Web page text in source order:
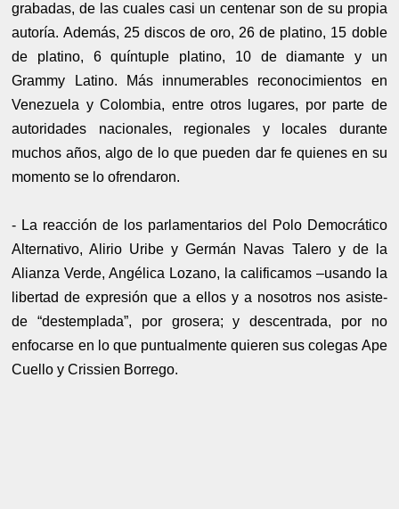
grabadas, de las cuales casi un centenar son de su propia
autoría. Además, 25 discos de oro, 26 de platino, 15 doble
de platino, 6 quíntuple platino, 10 de diamante y un
Grammy Latino. Más innumerables reconocimientos en
Venezuela y Colombia, entre otros lugares, por parte de
autoridades nacionales, regionales y locales durante
muchos años, algo de lo que pueden dar fe quienes en su
momento se lo ofrendaron.
- La reacción de los parlamentarios del Polo Democrático
Alternativo, Alirio Uribe y Germán Navas Talero y de la
Alianza Verde, Angélica Lozano, la calificamos –usando la
libertad de expresión que a ellos y a nosotros nos asiste-
de “destemplada”, por grosera; y descentrada, por no
enfocarse en lo que puntualmente quieren sus colegas Ape
Cuello y Crissien Borrego.